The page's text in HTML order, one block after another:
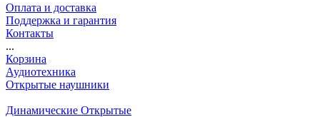
Оплата и доставка
Поддержка и гарантия
Контакты
...
Корзина
Аудиотехника
Открытые наушники
Динамические Открытые